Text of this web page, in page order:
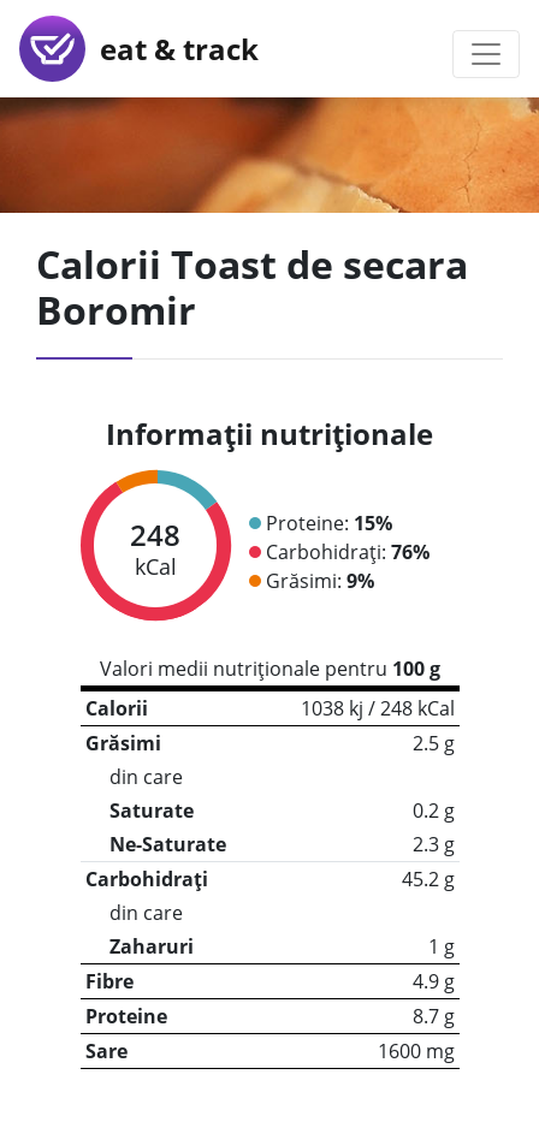
eat & track
Calorii Toast de secara
Boromir
Informații nutriționale
248
kCal
Proteine: 15%
Carbohidrați: 76%
Grăsimi: 9%
Valori medii nutriționale pentru 100 g
Calorii
1038 kj / 248 kCal
Grăsimi
2.5 g
din care
Saturate
0.2 g
Ne-Saturate
2.3 g
Carbohidrați
45.2 g
din care
Zaharuri
1 g
Fibre
4.9 g
Proteine
8.7 g
Sare
1600 mg